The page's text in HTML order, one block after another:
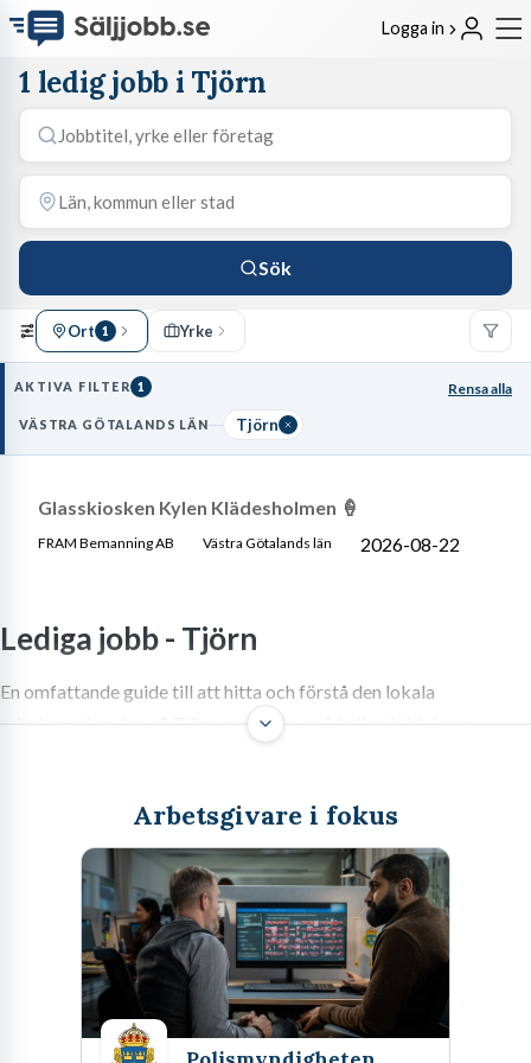
Logga in
1 ledig jobb i Tjörn
Sök
Ort 1 Yrke
AKTIVA FILTER 1 Rensa alla
VÄSTRA GÖTALANDS LÄN Tjörn
Glasskiosken Kylen Klädesholmen 🍦
FRAM Bemanning AB Västra Götalands län 2026-08-22
Lediga jobb - Tjörn
En omfattande guide till att hitta och förstå den lokala
arbetsmarknaden på Tjörn, med fokus på lediga jobb inom
Välkommen till Tjörns
arbetsmarknad: Din guide till lediga
jobb Tjörn
Tjörn, denna pärla på Västkusten, är mer än bara en idyllisk ö för
sommarbesökare och natursköna upplevelser. Det är också en
Arbetsgivare i fokus